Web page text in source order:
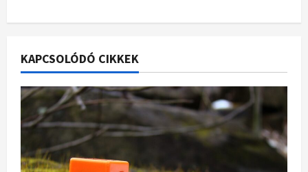
KAPCSOLÓDÓ CIKKEK